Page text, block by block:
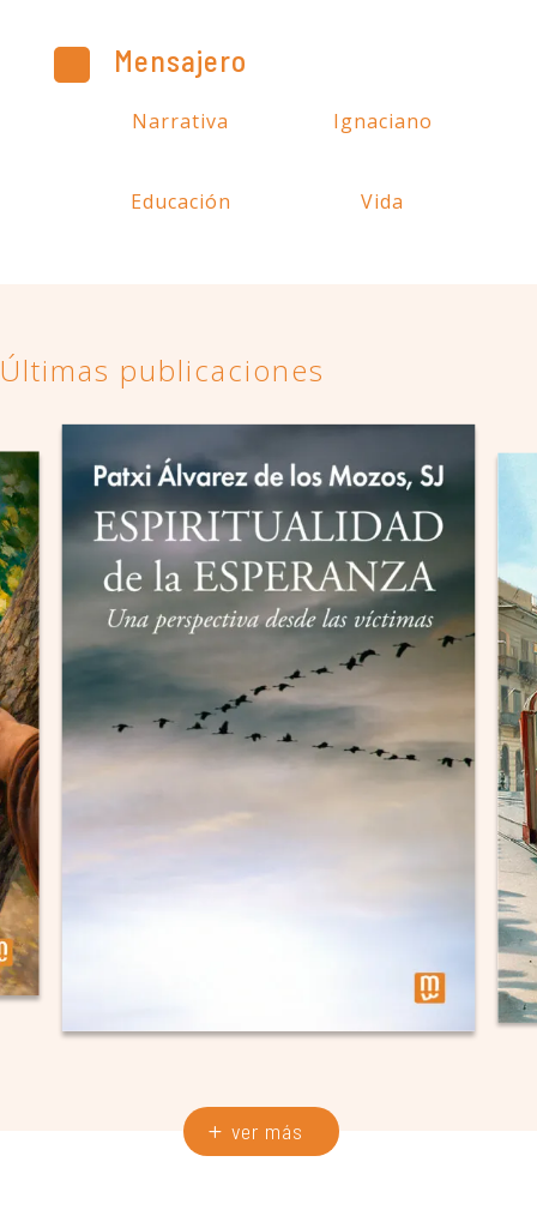
Mensajero
Narrativa Ignaciano
Educación Vida
Últimas publicaciones
ver más